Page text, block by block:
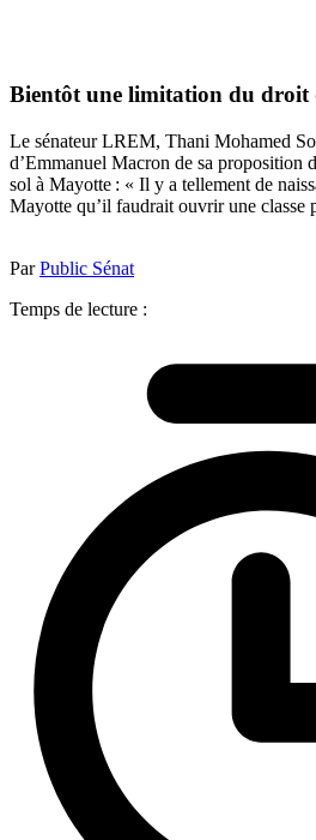
Bientôt une limitation du droit
Le sénateur LREM, Thani Mohamed
d’Emmanuel Macron de sa proposition
sol à Mayotte : « Il y a tellement de
Mayotte qu’il faudrait ouvrir une classe
ParPublic Sénat
Temps de lecture :